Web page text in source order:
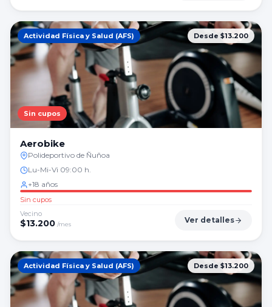
Actividad Física y Salud (AFS) Desde $13.200
Sin cupos
Aerobike
Polideportivo de Ñuñoa
Lu-Mi-Vi 09:00 h.
+18 años
Sin cupos
Vecino
$13.200 /mes Ver detalles
Actividad Física y Salud (AFS) Desde $13.200